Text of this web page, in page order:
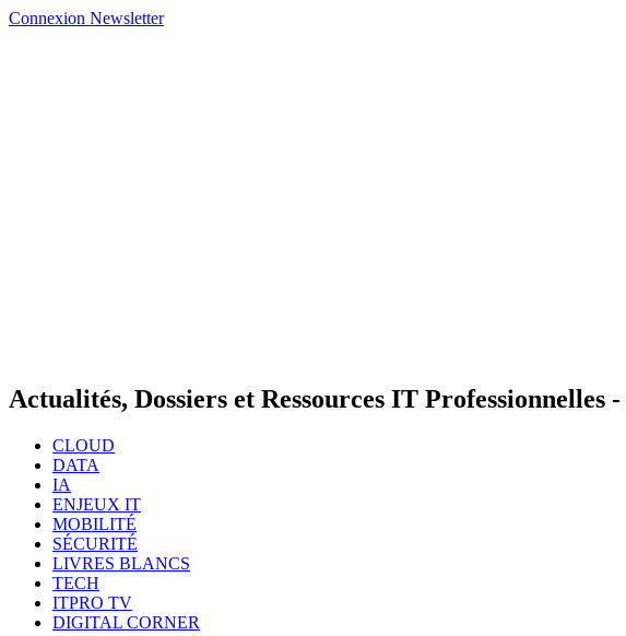
Connexion Newsletter
Actualités, Dossiers et Ressources IT Professionnelles -
CLOUD
DATA
IA
ENJEUX IT
MOBILITÉ
SÉCURITÉ
LIVRES BLANCS
TECH
ITPRO TV
DIGITAL CORNER